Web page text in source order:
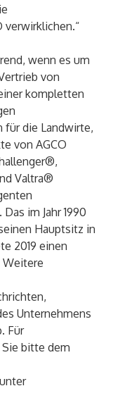
verwirklichen.“
wenn es um
von
kompletten
für die Landwirte,
von AGCO
Valtra®
im Jahr 1990
Hauptsitz in
2019 einen
Weitere
Unternehmens
Für
bitte dem